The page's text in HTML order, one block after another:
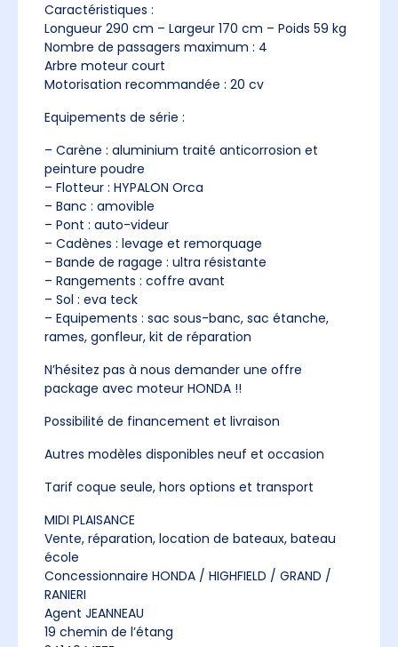
Caractéristiques :
Longueur 290 cm – Largeur 170 cm – Poids 59 kg
Nombre de passagers maximum : 4
Arbre moteur court
Motorisation recommandée : 20 cv
Equipements de série :
– Carène : aluminium traité anticorrosion et
peinture poudre
– Flotteur : HYPALON Orca
– Banc : amovible
– Pont : auto-videur
– Cadènes : levage et remorquage
– Bande de ragage : ultra résistante
– Rangements : coffre avant
– Sol : eva teck
– Equipements : sac sous-banc, sac étanche,
rames, gonfleur, kit de réparation
N’hésitez pas à nous demander une offre
package avec moteur HONDA !!
Possibilité de financement et livraison
Autres modèles disponibles neuf et occasion
Tarif coque seule, hors options et transport
MIDI PLAISANCE
Vente, réparation, location de bateaux, bateau
école
Concessionnaire HONDA / HIGHFIELD / GRAND /
RANIERI
Agent JEANNEAU
19 chemin de l’étang